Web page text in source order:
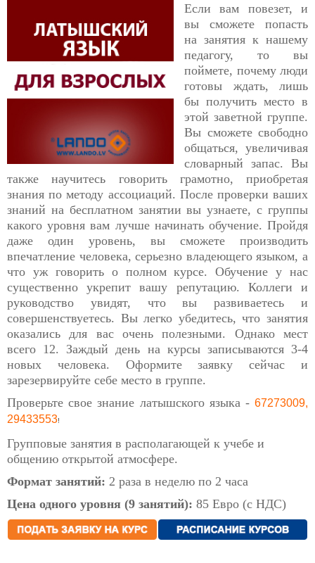
Если вам повезет, и
вы сможете попасть
на занятия к нашему
педагогу, то вы
поймете, почему люди
готовы ждать, лишь
бы получить место в
этой заветной группе.
Вы сможете свободно
общаться, увеличивая
словарный запас. Вы
также научитесь говорить грамотно, приобретая
знания по методу ассоциаций. После проверки ваших
знаний на бесплатном занятии вы узнаете, с группы
какого уровня вам лучше начинать обучение. Пройдя
даже один уровень, вы сможете производить
впечатление человека, серьезно владеющего языком, а
что уж говорить о полном курсе. Обучение у нас
существенно укрепит вашу репутацию. Коллеги и
руководство увидят, что вы развиваетесь и
совершенствуетесь. Вы легко убедитесь, что занятия
оказались для вас очень полезными. Однако мест
всего 12. Заждый день на курсы записываются 3-4
новых человека. Оформите заявку сейчас и
зарезервируйте себе место в группе.
Проверьте свое знание латышского языка - 67273009,
29433553!
Групповые занятия в располагающей к учебе и
общению открытой атмосфере.
Формат занятий: 2 раза в неделю по 2 часа
Цена одного уровня (9 занятий): 85 Евро (с НДС)